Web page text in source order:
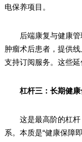
电保养项目。
后端康复与健康管
肿瘤术后患者，提供
支持订阅服务。这些
杠杆三：长期健康
这是最高阶的杠杆
系。本质是“健康保障即